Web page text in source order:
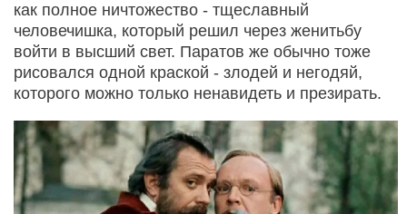
как полное ничтожество - тщеславный
человечишка, который решил через женитьбу
войти в высший свет. Паратов же обычно тоже
рисовался одной краской - злодей и негодяй,
которого можно только ненавидеть и презирать.